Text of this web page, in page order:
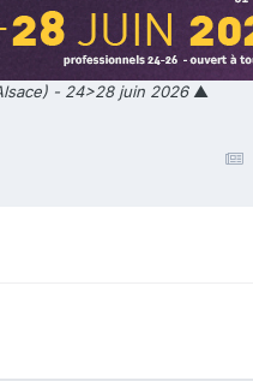
- 24>28 juin 2026▲